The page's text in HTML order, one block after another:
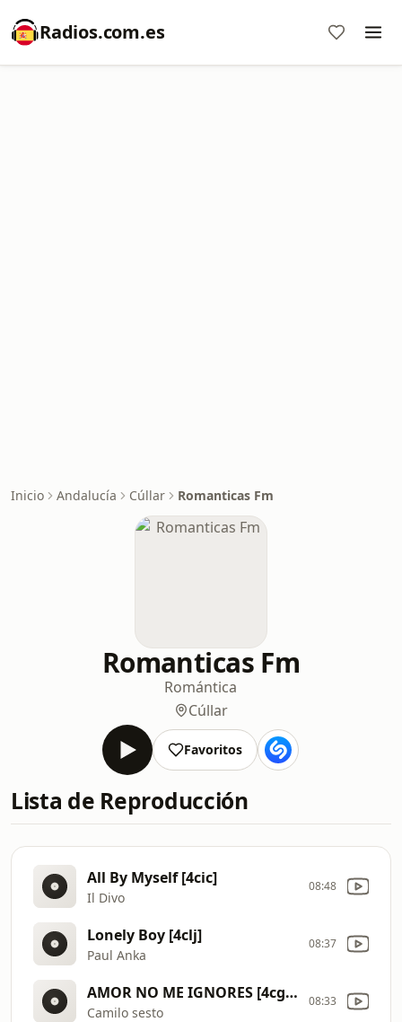
Radios.com.es
Inicio Andalucía Cúllar Romanticas Fm
Romanticas Fm
Romántica
Cúllar
Favoritos
Lista de Reproducción
All By Myself [4cic]
Il Divo
08:48
Lonely Boy [4clj]
Paul Anka
08:37
AMOR NO ME IGNORES [4cgd]
Camilo sesto
08:33